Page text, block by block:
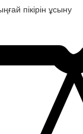
пікірін ұсыну